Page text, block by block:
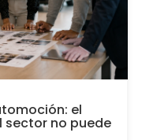
el
sector no puede